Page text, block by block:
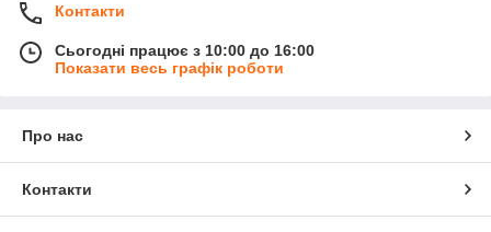
Контакти
Сьогодні працює з 10:00 до 16:00
Показати весь графік роботи
Про нас
Контакти